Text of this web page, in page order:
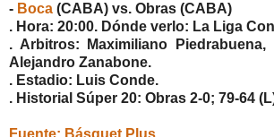
- Boca (CABA) vs. Obras (CABA)
. Hora: 20:00. Dónde verlo: La Liga
. Arbitros: Maximiliano
Alejandro Zanabone.
. Estadio: Luis Conde.
. Historial Súper 20: Obras 2-0; 79-64